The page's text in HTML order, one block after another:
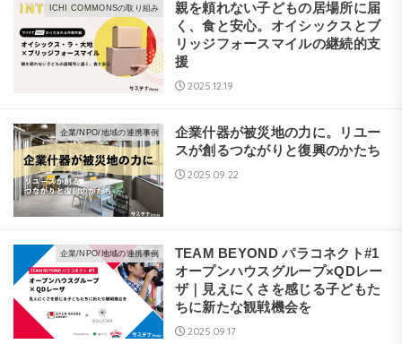
ICHI COMMONSの取り組み
親を頼れない子どもの居場所に届
く、食と安心。オイシックスとブ
リッジフォースマイルの継続的支
援
2025.12.19
企業/NPO/地域の連携事例
企業什器が被災地の力に。リユー
スが創るつながりと復興のかたち
2025.09.22
企業/NPO/地域の連携事例
TEAM BEYOND パラコネクト#1
オープンハウスグループ×QDレー
ザ｜見えにくさを感じる子どもた
ちに新たな観戦機会を
2025.09.17